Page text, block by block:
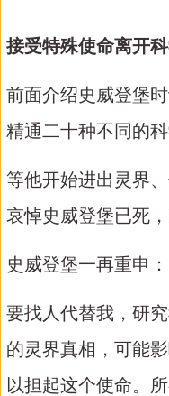
接受特殊使命离开
前面介绍史威登堡
精通二十种不同的
等他开始进出灵界
哀悼史威登堡已死
史威登堡一再重申：
要找人代替我，研
的灵界真相，可能
以担起这个使命。